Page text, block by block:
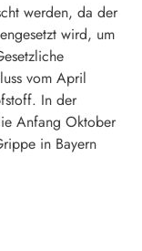
werden, da der
wird, um
vom April
In der
Anfang Oktober
in Bayern